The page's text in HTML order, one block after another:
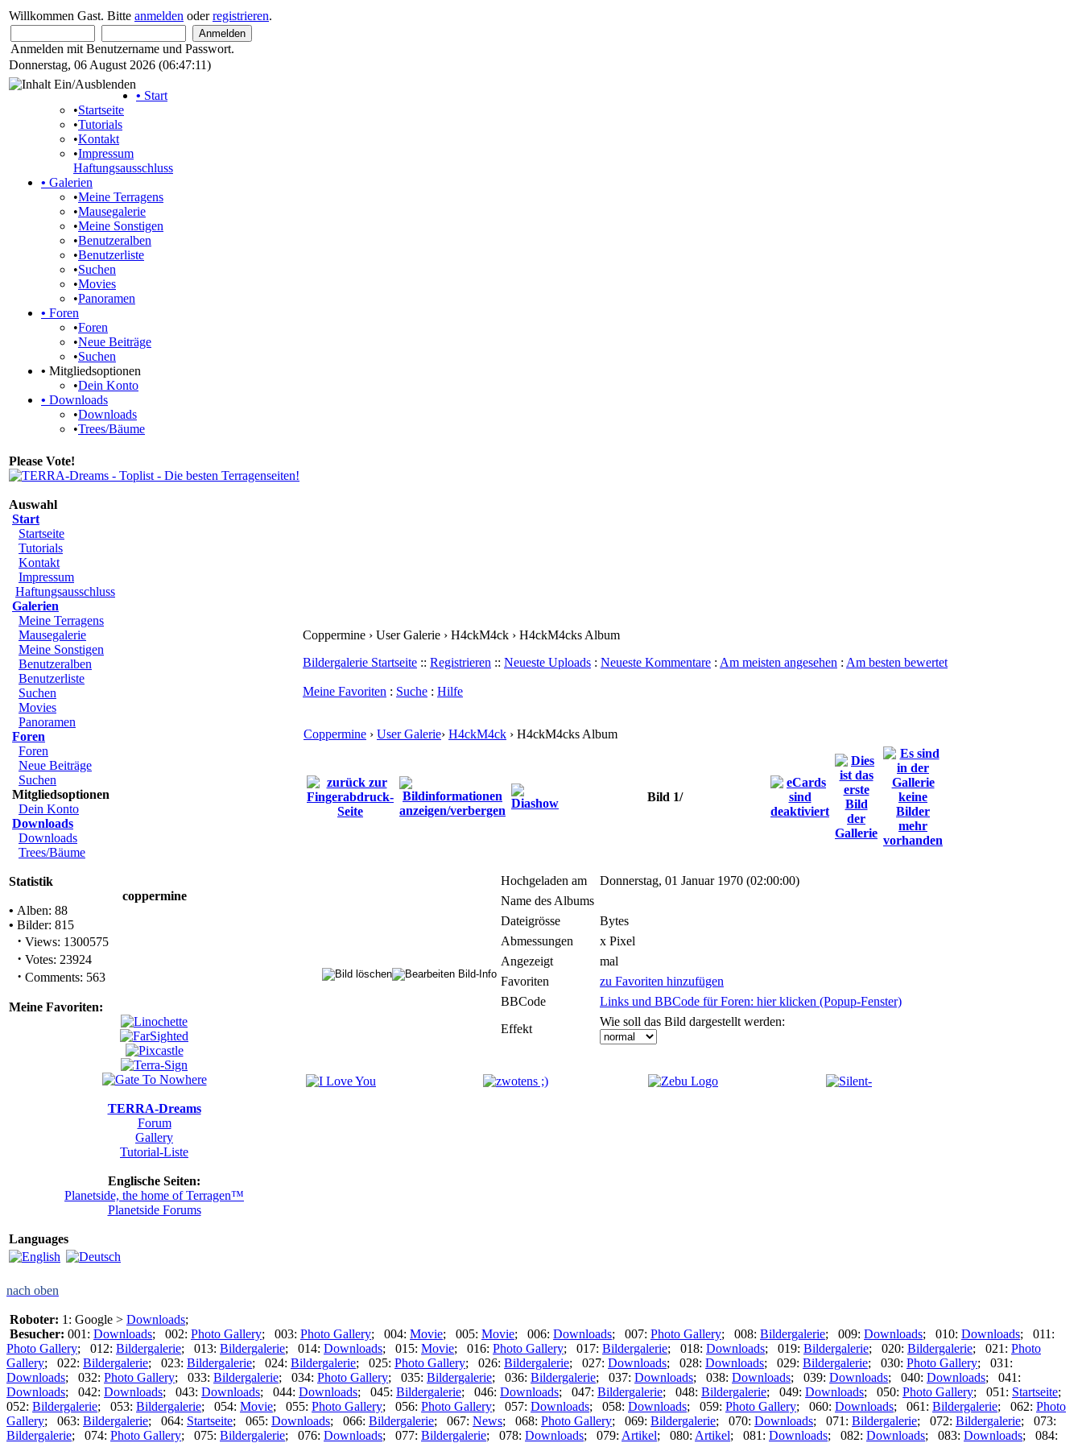
Willkommen Gast. Bitte anmelden oderregistrieren.
Anmelden mit Benutzername und Passwort.
Donnerstag, 06 August 2026 (06:47:11)
• Start
•Startseite
•Tutorials
•Kontakt
•Impressum
Haftungsausschluss
• Galerien
•Meine Terragens
•Mausegalerie
•Meine Sonstigen
•Benutzeralben
•Benutzerliste
•Suchen
•Movies
•Panoramen
• Foren
•Foren
•Neue Beiträge
•Suchen
• Mitgliedsoptionen
•Dein Konto
• Downloads
•Downloads
•Trees/Bäume
Please Vote!
Auswahl
Start
Startseite
Tutorials
Kontakt
Impressum
Haftungsausschluss
Galerien
Meine Terragens
Mausegalerie
Meine Sonstigen
Benutzeralben
Benutzerliste
Suchen
Movies
Panoramen
Foren
Foren
Neue Beiträge
Suchen
Mitgliedsoptionen
Dein Konto
Downloads
Downloads
Trees/Bäume
Statistik
coppermine
• Alben: 88
• Bilder: 815
· Views: 1300575
· Votes: 23924
· Comments: 563
Meine Favoriten:
TERRA-Dreams
Forum
Gallery
Tutorial-Liste
Englische Seiten:
Planetside, the home of Terragen™
Planetside Forums
Languages
Coppermine › User Galerie › H4ckM4ck › H4ckM4cks Album
Bildergalerie Startseite :: Registrieren :: Neueste Uploads : Neueste Kommentare : Am meisten angesehen : Am besten bewertet
Meine Favoriten : Suche : Hilfe
Coppermine › User Galerie› H4ckM4ck › H4ckM4cks Album
Bild 1/
Hochgeladen am
Donnerstag, 01 Januar 1970 (02:00:00)
Name des Albums
Dateigrösse
Bytes
Abmessungen
x Pixel
Angezeigt
mal
Favoriten
zu Favoriten hinzufügen
BBCode
Links und BBCode für Foren: hier klicken (Popup-Fenster)
Effekt
Wie soll das Bild dargestellt werden:
nach oben
Roboter: 1: Google > Downloads;
Besucher: 001: Downloads; 002: Photo Gallery; 003: Photo Gallery; 004: Movie; 005: Movie; 006: Downloads; 007: Photo Gallery; 008: Bildergalerie; 009: Downloads; 010: Downloads; 011:
Photo Gallery; 012: Bildergalerie; 013: Bildergalerie; 014: Downloads; 015: Movie; 016: Photo Gallery; 017: Bildergalerie; 018: Downloads; 019: Bildergalerie; 020: Bildergalerie; 021: Photo
Gallery; 022: Bildergalerie; 023: Bildergalerie; 024: Bildergalerie; 025: Photo Gallery; 026: Bildergalerie; 027: Downloads; 028: Downloads; 029: Bildergalerie; 030: Photo Gallery; 031:
Downloads; 032: Photo Gallery; 033: Bildergalerie; 034: Photo Gallery; 035: Bildergalerie; 036: Bildergalerie; 037: Downloads; 038: Downloads; 039: Downloads; 040: Downloads; 041:
Downloads; 042: Downloads; 043: Downloads; 044: Downloads; 045: Bildergalerie; 046: Downloads; 047: Bildergalerie; 048: Bildergalerie; 049: Downloads; 050: Photo Gallery; 051: Startseite;
052: Bildergalerie; 053: Bildergalerie; 054: Movie; 055: Photo Gallery; 056: Photo Gallery; 057: Downloads; 058: Downloads; 059: Photo Gallery; 060: Downloads; 061: Bildergalerie; 062: Photo
Gallery; 063: Bildergalerie; 064: Startseite; 065: Downloads; 066: Bildergalerie; 067: News; 068: Photo Gallery; 069: Bildergalerie; 070: Downloads; 071: Bildergalerie; 072: Bildergalerie; 073:
Bildergalerie; 074: Photo Gallery; 075: Bildergalerie; 076: Downloads; 077: Bildergalerie; 078: Downloads; 079: Artikel; 080: Artikel; 081: Downloads; 082: Downloads; 083: Downloads; 084: